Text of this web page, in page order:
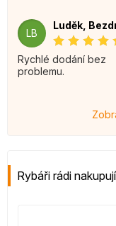
LB
Luděk,
Rychlé dodání bez
problemu.
Rybáři rádi nakupují